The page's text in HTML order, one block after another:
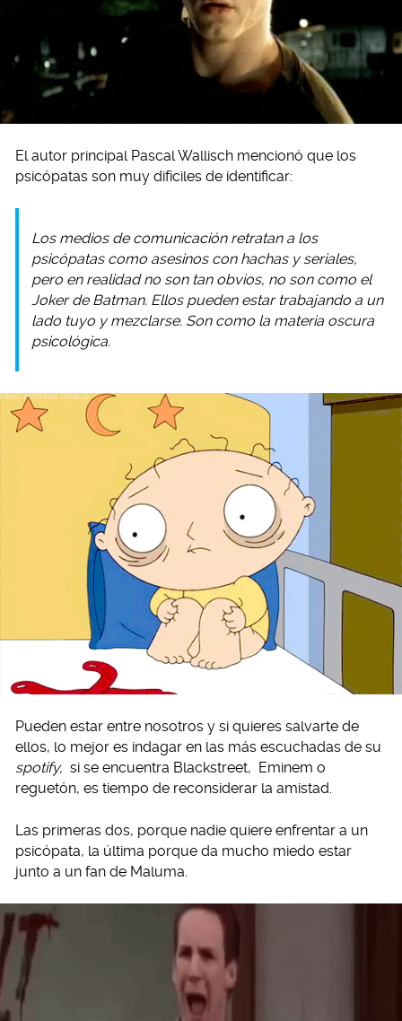
El autor principal Pascal Wallisch mencionó que los
psicópatas son muy difíciles de identificar:
Los medios de comunicación retratan a los
psicópatas como asesinos con hachas y seriales,
pero en realidad no son tan obvios, no son como el
Joker de Batman. Ellos pueden estar trabajando a un
lado tuyo y mezclarse. Son como la materia oscura
psicológica.
Pueden estar entre nosotros y si quieres salvarte de
ellos, lo mejor es indagar en las más escuchadas de su
spotify, si se encuentra Blackstreet, Eminem o
reguetón, es tiempo de reconsiderar la amistad.
Las primeras dos, porque nadie quiere enfrentar a un
psicópata, la última porque da mucho miedo estar
junto a un fan de Maluma.